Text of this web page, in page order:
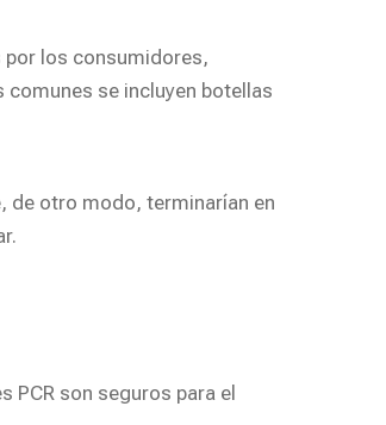
por los consumidores,
se incluyen botellas
de otro modo, terminarían en
PCR son seguros para el